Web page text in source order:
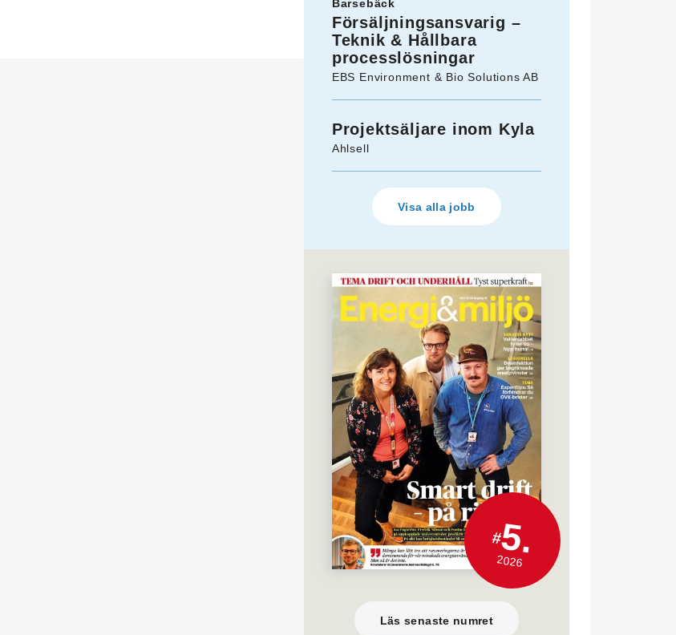
Barsebäck
Försäljningsansvarig –
Teknik & Hållbara
processlösningar
EBS Environment & Bio Solutions AB
Projektsäljare inom Kyla
Ahlsell
Visa alla jobb
#5.
2026
Läs senaste numret